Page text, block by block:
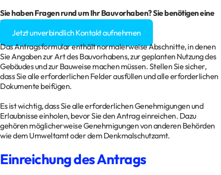
Sie haben Fragen rund um Ihr Bauvorhaben? Sie benötigen eine
Baugenehmigung?
Jetzt unverbindlich Kontakt aufnehmen
Das Antragsformular enthält normalerweise Abschnitte, in denen
Sie Angaben zur Art des Bauvorhabens, zur geplanten Nutzung des
Gebäudes und zur Bauweise machen müssen. Stellen Sie sicher,
dass Sie alle erforderlichen Felder ausfüllen und alle erforderlichen
Dokumente beifügen.
Es ist wichtig, dass Sie alle erforderlichen Genehmigungen und
Erlaubnisse einholen, bevor Sie den Antrag einreichen. Dazu
gehören möglicherweise Genehmigungen von anderen Behörden
wie dem Umweltamt oder dem Denkmalschutzamt.
Einreichung des Antrags